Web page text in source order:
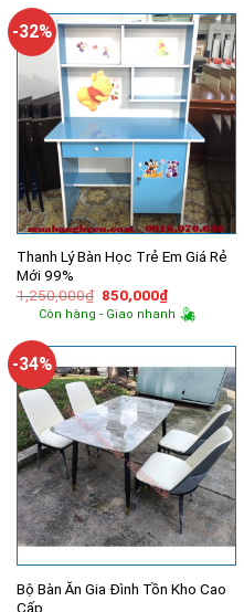
-32%
Thanh Lý Bàn Học Trẻ Em Giá Rẻ
Mới 99%
1,250,000₫ Giá
gốc
là:
850,000₫Giá
hiện
tại
850,000₫.
Còn hàng - Giao nhanh
-34%
Bộ Bàn Ăn Gia Đình Tồn Kho Cao
Cấp